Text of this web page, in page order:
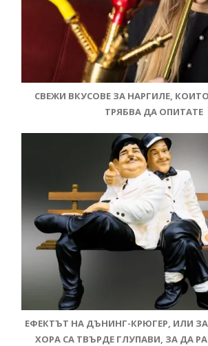
СВЕЖИ ВКУСОВЕ ЗА НАРГИЛЕ,
ТРЯБВА ДА ОПИТАТЕ
ЕФЕКТЪТ НА ДЪНИНГ-КРЮГЕР, ИЛИ
ХОРА СА ТВЪРДЕ ГЛУПАВИ, ЗА ДА